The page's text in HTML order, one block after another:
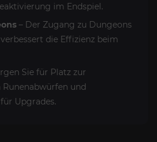
im Endspiel.
– Der Zugang zu Dungeons
die Effizienz beim
Sie für Platz zur
und
Upgrades.